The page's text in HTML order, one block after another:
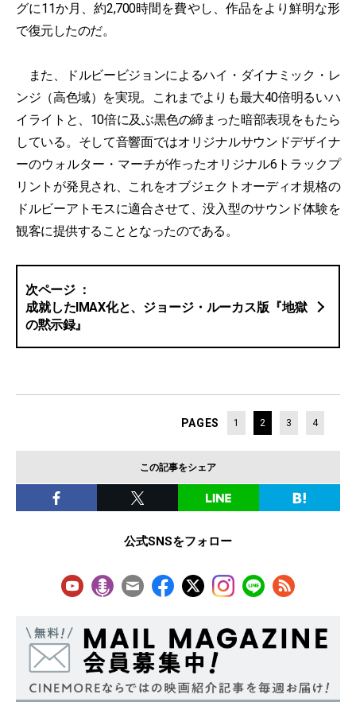
グに11か月、約2,700時間を費やし、作品をより鮮明な形
で復元したのだ。
また、ドルビービジョンによるハイ・ダイナミック・レ
ンジ（高色域）を実現。これまでよりも最大40倍明るいハ
イライトと、10倍に及ぶ黒色の締まった暗部表現をもたら
している。そして音響面ではオリジナルサウンドデザイナ
ーのウォルター・マーチが作ったオリジナル6トラックプ
リントが発見され、これをオブジェクトオーディオ規格の
ドルビーアトモスに適合させて、没入型のサウンド体験を
観客に提供することとなったのである。
成就したIMAX化と、ジョージ・ルーカス版『地獄
の黙示録』
PAGES 1 2 3 4
この記事をシェア
公式SNSをフォロー